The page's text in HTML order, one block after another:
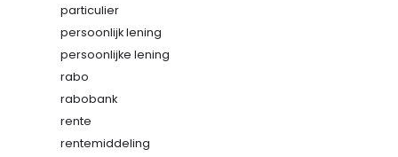
particulier
persoonlijk lening
persoonlijke lening
rabo
rabobank
rente
rentemiddeling